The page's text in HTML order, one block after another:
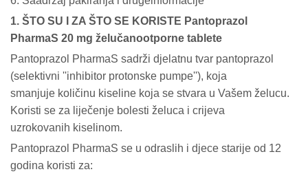
1. ŠTO SU I ZA ŠTO SE KORISTE Pantoprazol
PharmaS 20 mg želučanootporne tablete
Pantoprazol PharmaS sadrži djelatnu tvar pantoprazol
(selektivni ''inhibitor protonske pumpe''), koja
smanjuje količinu kiseline koja se stvara u Vašem želucu.
Koristi se za liječenje bolesti želuca i crijeva
uzrokovanih kiselinom.
Pantoprazol PharmaS se u odraslih i djece starije od 12
godina koristi za: